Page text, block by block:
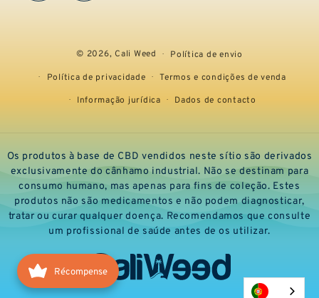
© 2026,Cali Weed
Política de envio
Política de privacidade
Termos e condições de venda
Informação jurídica
Dados de contacto
Os produtos à base de CBD vendidos neste sítio são derivados
exclusivamente do cânhamo industrial. Não se destinam para
consumo humano, mas apenas para fins de coleção. Estes
produtos não são medicamentos e não podem diagnosticar,
tratar ou curar qualquer doença. Recomendamos que consulte
um profissional de saúde antes de os utilizar.
Récompense